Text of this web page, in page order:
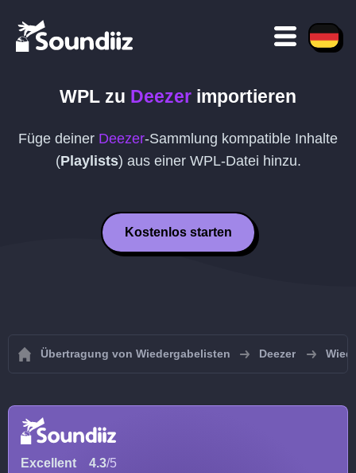
WPL zu Deezer importieren
Füge deiner Deezer-Sammlung kompatible Inhalte
(Playlists) aus einer WPL-Datei hinzu.
Kostenlos starten
Übertragung von Wiedergabelisten Deezer
Excellent 4.3/5